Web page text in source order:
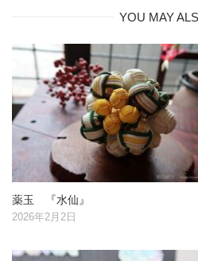
YOU MAY
薬玉 『水仙』
2026年2月2日